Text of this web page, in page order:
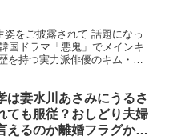
をご披露されて 話題になっ
ドラマ「悪鬼」でメインキ
を持つ実力派俳優のキム・テ
は妻水川あさみにうるさ
ても服従？おしどり夫婦
えるのか離婚フラグかを